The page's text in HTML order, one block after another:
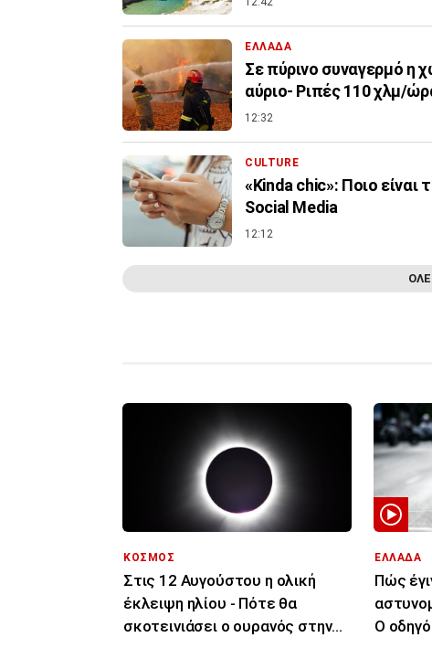
ΕΛΛΑΔΑ
Σε πύρινο συναγερμό η
αύριο- Ριπές 110 χλμ/
12:32
CULTURE
«Kinda chic»: Ποιο είναι
Social Media
12:12
ΚΟΣΜΟΣ
Στις 12 Αυγούστου η ολική
έκλειψη ηλίου - Πότε θα
σκοτεινιάσει ο ουρανός στην
ΕΛΛΑΔΑ
Πώς
Ο